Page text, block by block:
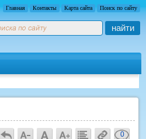
Главная Контакты Карта сайта Поиск по сайту
найти
0